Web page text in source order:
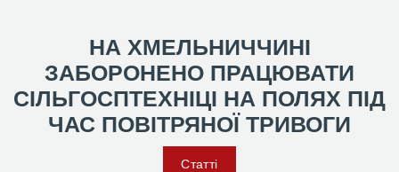
НА ХМЕЛЬНИЧЧИНІ
ЗАБОРОНЕНО ПРАЦЮВАТИ
СІЛЬГОСПТЕХНІЦІ НА ПОЛЯХ ПІД
ЧАС ПОВІТРЯНОЇ ТРИВОГИ
Статті